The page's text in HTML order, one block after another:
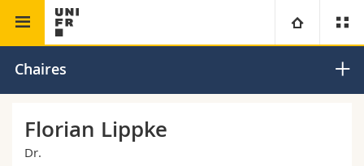
Université
Campus
Vous êtes
Ancien Testament
Chaires
Florian Lippke
Dr.